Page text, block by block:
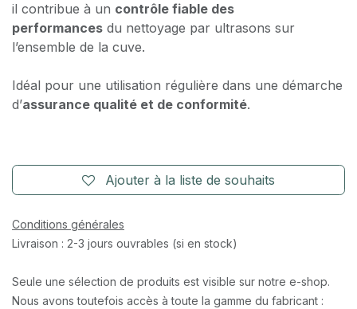
il contribue à un contrôle fiable des
performances du nettoyage par ultrasons sur
l’ensemble de la cuve.
Idéal pour une utilisation régulière dans une démarche
d’assurance qualité et de conformité.
Ajouter à la liste de souhaits
Conditions générales
Livraison : 2-3 jours ouvrables (si en stock)
Seule une sélection de produits est visible sur notre e-shop.
Nous avons toutefois accès à toute la gamme du fabricant :